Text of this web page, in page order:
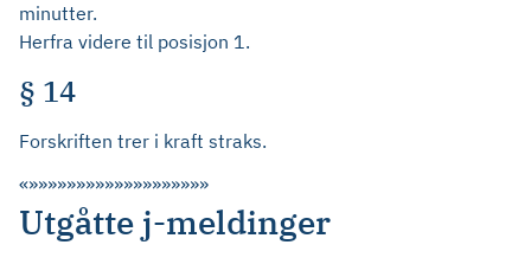
minutter.
Herfra videre til posisjon 1.
§ 14
Forskriften trer i kraft straks.
«»»»»»»»»»»»»»»»»»»»
Utgåtte j-meldinger